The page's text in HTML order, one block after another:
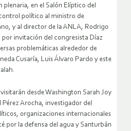
plenaria, en el Salón Elíptico del
político al ministro de
y al director de la ANLA, Rodrigo
invitación del congresista Díaz
problemáticas alrededor de
Cusaría, Luis Álvaro Pardo y este
desde Washington Sarah Joy
Arocha, investigador del
organizaciones internacionales
por la defensa del agua y Santurbán